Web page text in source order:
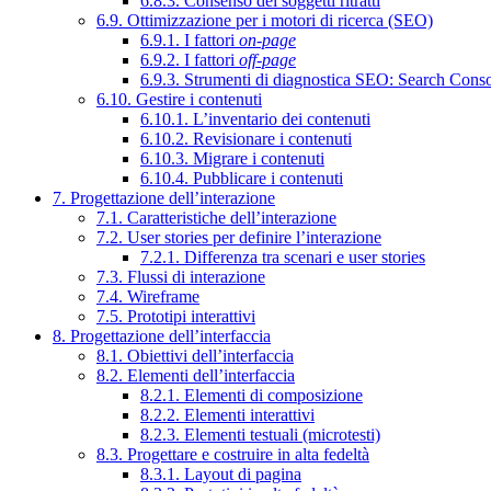
6.9. Ottimizzazione per i motori di ricerca (SEO)
6.9.1. I fattori on-page
6.9.2. I fattori off-page
6.9.3. Strumenti di diagnostica SEO: Search
6.10. Gestire i contenuti
6.10.1. L’inventario dei contenuti
6.10.2. Revisionare i contenuti
6.10.3. Migrare i contenuti
6.10.4. Pubblicare i contenuti
7. Progettazione dell’interazione
7.1. Caratteristiche dell’interazione
7.2. User stories per definire l’interazione
7.2.1. Differenza tra scenari e user stories
7.3. Flussi di interazione
7.4. Wireframe
7.5. Prototipi interattivi
8. Progettazione dell’interfaccia
8.1. Obiettivi dell’interfaccia
8.2. Elementi dell’interfaccia
8.2.1. Elementi di composizione
8.2.2. Elementi interattivi
8.2.3. Elementi testuali (microtesti)
8.3. Progettare e costruire in alta fedeltà
8.3.1. Layout di pagina